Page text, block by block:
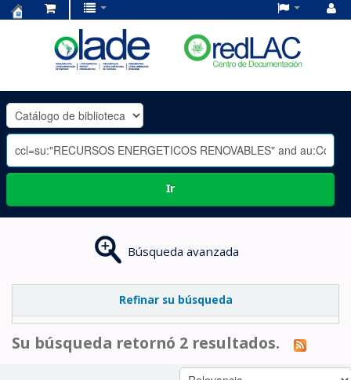
OLADE
-
Ir
Búsqueda avanzada
Refinar su búsqueda
Su búsqueda retornó 2 resultados.